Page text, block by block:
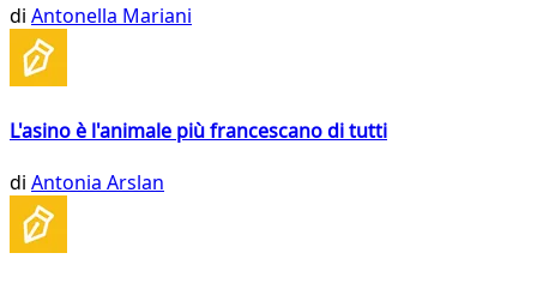
di Antonella Mariani
L'asino è l'animale più francescano di tutti
di Antonia Arslan